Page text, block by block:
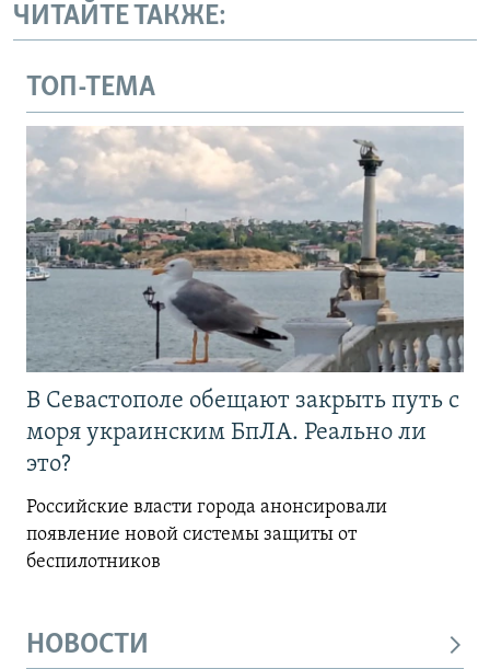
ЧИТАЙТЕ ТАКЖЕ:
ТОП-ТЕМА
В Севастополе обещают закрыть путь с
моря украинским БпЛА. Реально ли
это?
Российские власти города анонсировали
появление новой системы защиты от
беспилотников
НОВОСТИ